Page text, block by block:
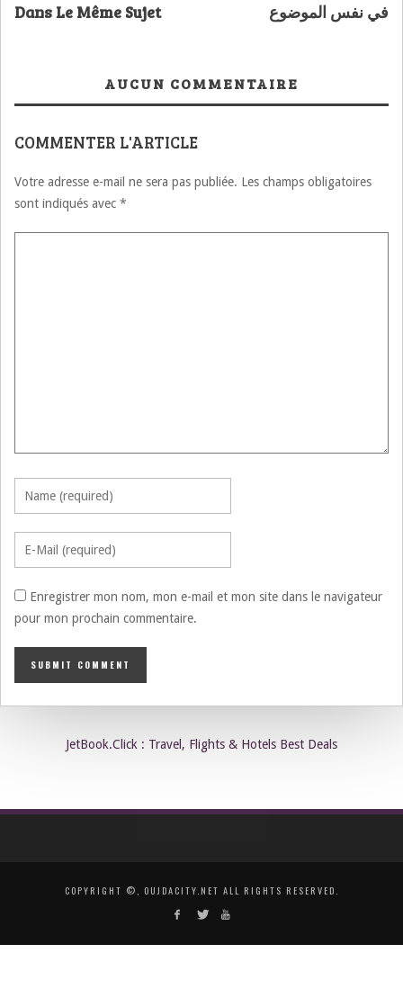
Dans Le Même Sujet في نفس الموضوع
AUCUN COMMENTAIRE
COMMENTER L'ARTICLE
Votre adresse e-mail ne sera pas publiée. Les champs obligatoires
sont indiqués avec *
Enregistrer mon nom, mon e-mail et mon site dans le navigateur
pour mon prochain commentaire.
JetBook.Click : Travel, Flights & Hotels Best Deals
COPYRIGHT ©, OUJDACITY.NET ALL RIGHTS RESERVED.